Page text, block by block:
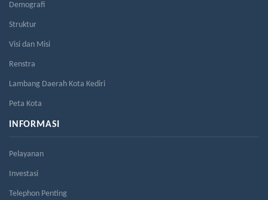
Demografi
Struktur
Visi dan Misi
Renstra
Lambang Daerah Kota Kediri
Peta Kota
INFORMASI
Pelayanan
Investasi
Telephon Penting